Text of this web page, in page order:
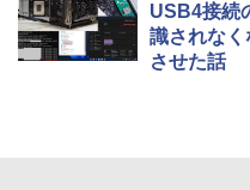
USB4接続
識されな
させた話